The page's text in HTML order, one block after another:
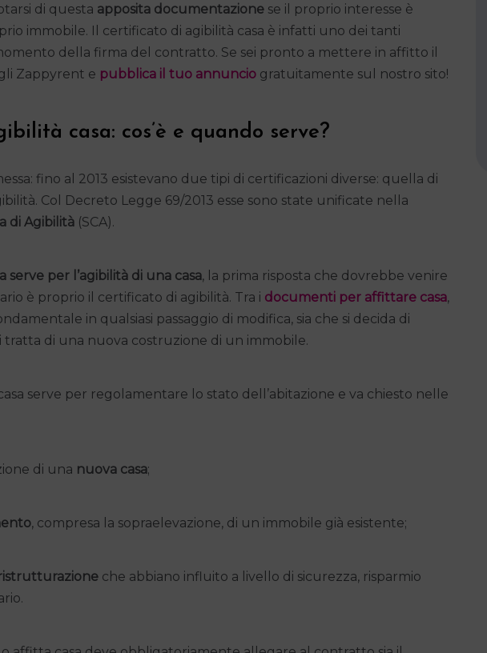
di questa apposita documentazione se il proprio interesse è
immobile. Il certificato di agibilità casa è infatti uno dei tanti
della firma del contratto. Se sei pronto a mettere in affitto il
Zappyrent e pubblica il tuo annuncio gratuitamente sul nostro sito!
casa: cos’è e quando serve?
fino al 2013 esistevano due tipi di certificazioni diverse: quella di
Col Decreto Legge 69/2013 esse sono state unificate nella
di Agibilità (SCA).
serve per l’agibilità di una casa, la prima risposta che dovrebbe venire
è proprio il certificato di agibilità. Tra i documenti per affittare casa,
in qualsiasi passaggio di modifica, sia che si decida di
tratta di una nuova costruzione di un immobile.
serve per regolamentare lo stato dell’abitazione e va chiesto nelle
di una nuova casa;
, compresa la sopraelevazione, di un immobile già esistente;
che abbiano influito a livello di sicurezza, risparmio